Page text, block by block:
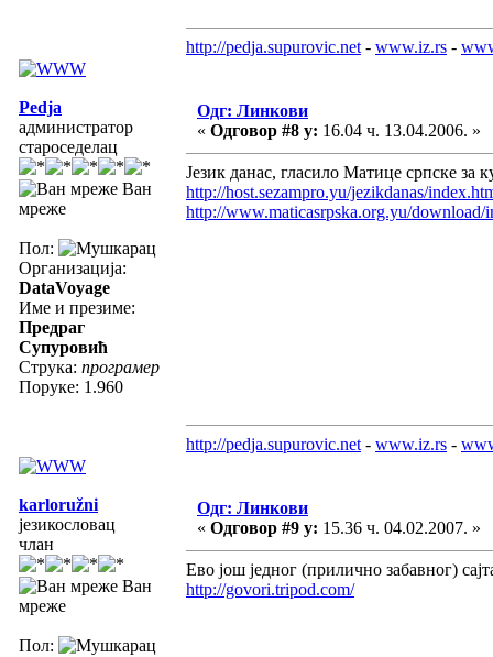
http://pedja.supurovic.net - www.iz.rs -
Pedja
администратор
староседелац
Ван
мреже
Пол:
Организација:
DataVoyage
Име и презиме:
Предраг
Супуровић
Струка: програмер
Поруке: 1.960
Одг: Линкови
« Одговор #8 у: 16.04 ч. 13.04.2006. »
Језик данас, гласило Матице српске за
http://host.sezampro.yu/jezikdanas/
http://www.maticasrpska.org.yu/download/
http://pedja.supurovic.net - www.iz.rs -
karloružni
језикословац
члан
Ван
мреже
Пол:
Одг: Линкови
« Одговор #9 у: 15.36 ч. 04.02.2007. »
Ево још једног (прилично забавног)
http://govori.tripod.com/